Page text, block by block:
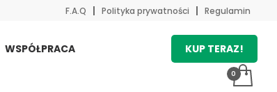
F.A.Q Polityka prywatności Regulamin
WSPÓŁPRACA
KUP TERAZ!